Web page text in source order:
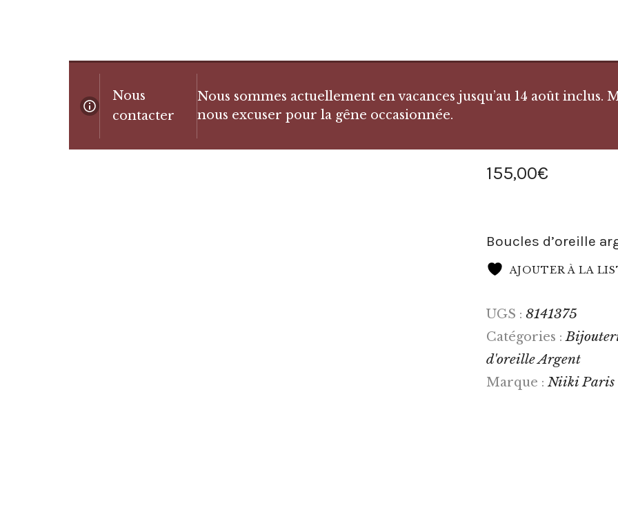
Nous
contacter
Nous sommes actuellement en vacances jusqu’au 14 août
nous excuser pour la gêne occasionnée.
155,00€
Boucles d’oreille
AJOUTER À LA
UGS : 8141375
Catégories :
d'oreille Argent
Marque : Niiki Paris